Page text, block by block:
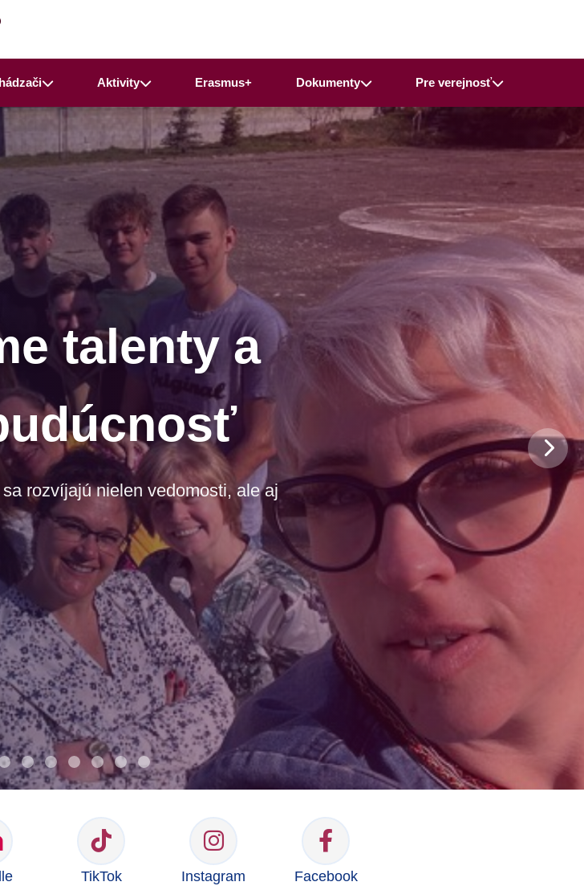
Aktivity Erasmus+ Dokumenty Pre verejnosť
talenty a
rozvíjajú nielen vedomosti, ale aj
TikTok Instagram Facebook